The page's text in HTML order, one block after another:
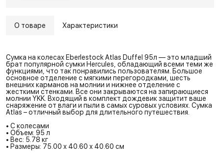
О товаре Характеристики
Сумка на колесах Eberlestock Atlas Duffel 95л — это младший
брат популярной сумки Hercules, обладающий всеми теми же
функциями, что так понравились пользователям. Большое
основное отделение с мягкими перегородками, шесть
внешних карманов на молнии и нижнее отделение с
жесткими стенками. Все они закрываются на запирающиеся
молнии YKK. Входящий в комплект дождевик защитит ваше
снаряжение от влаги и пыли в самых суровых условиях. Сумка
Atlas – отличный выбор для длительного путешествия.
• С колесами
• Объем: 95 л
• Вес: 5.78 кг
• Размеры: 75.00 x 40.60 x 40.60 см